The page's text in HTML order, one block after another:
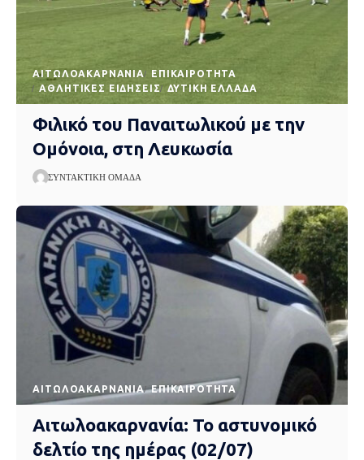
AΙΤΩΛΟΑΚΑΡΝΑΝΊΑ
EΠΙΚΑΙΡΌΤΗΤΑ
ΑΘΛΗΤΙΚΈΣ ΕΙΔΉΣΕΙΣ
ΔΥΤΙΚΉ ΕΛΛΆΔΑ
Φιλικό του Παναιτωλικού με την
Ομόνοια, στη Λευκωσία
ΣΥΝΤΑΚΤΙΚΉ ΟΜΆΔΑ
AΙΤΩΛΟΑΚΑΡΝΑΝΊΑ EΠΙΚΑΙΡΌΤΗΤΑ
Αιτωλοακαρνανία: Το αστυνομικό
δελτίο της ημέρας (02/07)